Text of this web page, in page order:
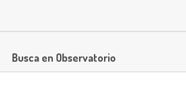
Busca en Observatorio